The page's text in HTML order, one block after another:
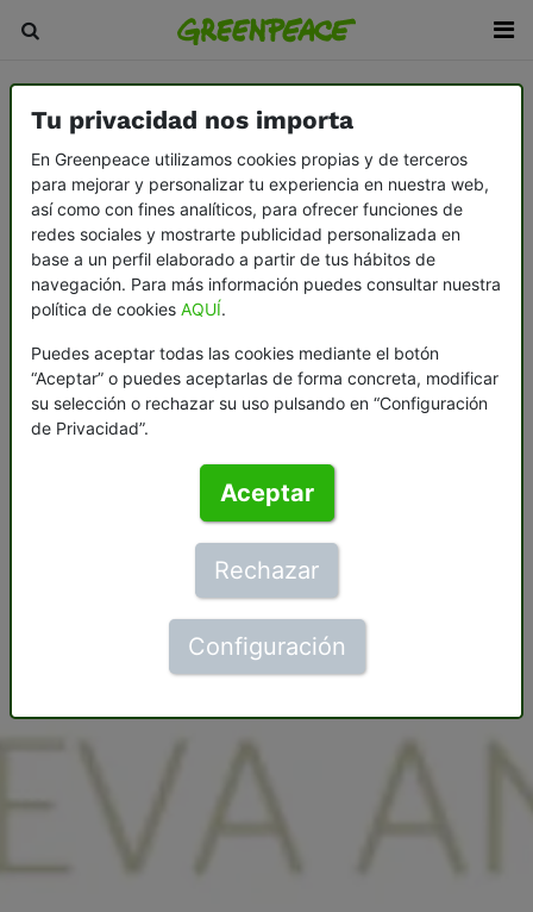
Tu privacidad nos importa
En Greenpeace utilizamos cookies propias y de terceros
para mejorar y personalizar tu experiencia en nuestra web,
así como con fines analíticos, para ofrecer funciones de
redes sociales y mostrarte publicidad personalizada en
base a un perfil elaborado a partir de tus hábitos de
navegación. Para más información puedes consultar nuestra
política de cookies AQUÍ.
Puedes aceptar todas las cookies mediante el botón
“Aceptar” o puedes aceptarlas de forma concreta, modificar
su selección o rechazar su uso pulsando en “Configuración
de Privacidad”.
Aceptar
Rechazar
Configuración